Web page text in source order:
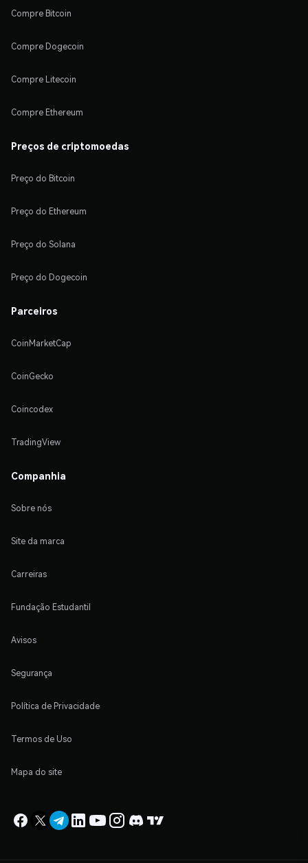
Compre Bitcoin
Compre Dogecoin
Compre Litecoin
Compre Ethereum
Preços de criptomoedas
Preço do Bitcoin
Preço do Ethereum
Preço do Solana
Preço do Dogecoin
Parceiros
CoinMarketCap
CoinGecko
Coincodex
TradingView
Companhia
Sobre nós
Site da marca
Carreiras
Fundação Estudantil
Avisos
Segurança
Política de Privacidade
Termos de Uso
Mapa do site